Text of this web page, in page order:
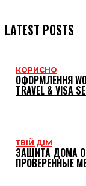
LATEST POSTS
КОРИСНО
ОФОРМЛЕННЯ
TRAVEL & VISA
ТВІЙ ДІМ
ЗАЩИТА ДОМА
ПРОВЕРЕННЫЕ